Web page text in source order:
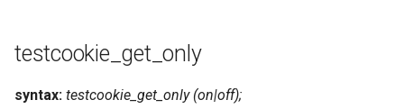
testcookie_get_only
syntax: testcookie_get_only (on|off);